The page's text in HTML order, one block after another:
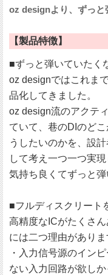
oz designより、ずっ
【製品特徴】
■ずっと弾いていたく
oz designではこれま
品化してきました。
oz design流のアクテ
ていて、巷のDIのど
うしたいのかを、設
して考え一つ一つ実
気持ち良くてずっと弾
■フルディスクリート
高精度なICがたくさ
には二つ理由がありま
・入力信号源のイン
ない入力回路が欲しか